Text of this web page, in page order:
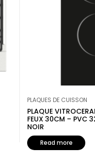
PLAQUES DE CUISSON
PLAQUE
FEUX 30CM – PVC
NOIR
Read more